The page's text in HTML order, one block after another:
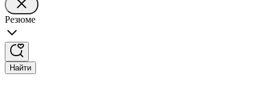
Резюме
Найти